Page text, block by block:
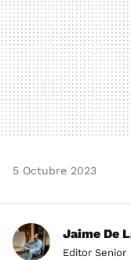
5 Octubre 2023
Jaime De
Editor Senior